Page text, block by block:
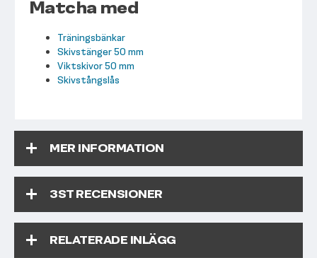
Matcha med
Träningsbänkar
Skivstänger 50 mm
Viktskivor 50 mm
Skivstångslås
MER INFORMATION
3ST RECENSIONER
RELATERADE INLÄGG